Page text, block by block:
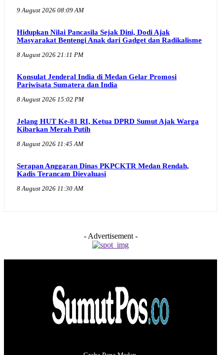
9 August 2026 08:09 AM
Hidupkan Nilai Pancasila Sejak Dini, Dodi Ajak
Masyarakat Bentengi Anak dari Gadget dan Radikalisme
8 August 2026 21:11 PM
Konsulat Jenderal India di Medan Gelar Promosi
Pariwisata Sumatera dan India
8 August 2026 15:02 PM
Jelang HUT Ke-81 RI, Ketua DPRD Sumut Ajak Warga
Kibarkan Merah Putih
8 August 2026 11:45 AM
Serapan Anggaran Dinas PKPCKTR Medan Rendah,
Kadis Terancam Dievaluasi
8 August 2026 11:30 AM
- Advertisement -